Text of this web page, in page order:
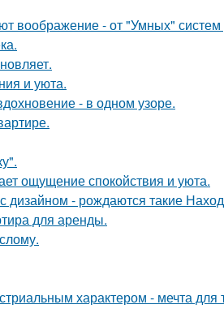
воображение - от "Умных"
и уюта.
- в одном узоре.
ощущение спокойствия и уюта.
дизайном - рождаются такие
для аренды.
характером - мечта для